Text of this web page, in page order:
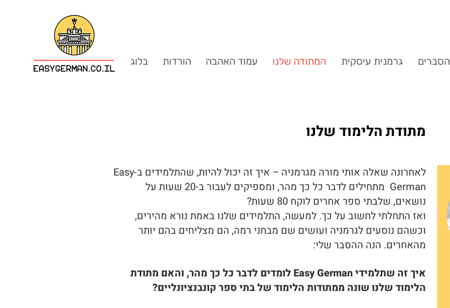
הסברים גרמנית עיסקית המתודה שלנו עמוד האהבה הורדות בלוג
מתודת הלימוד שלנו
לאחרונה שאלה אותי מורה מגרמניה – איך זה יכול להיות, שהתלמידים ב-Easy
German מתחילים לדבר כל כך מהר, ומספיקים לעבור ב-20 שעות על
נושאים, שלבתי ספר אחרים לוקח 80 שעות?
ואז התחלתי לחשוב על כך. למעשה, התלמידים שלנו באמת נורא מהירים,
וכשהם נוסעים לגרמניה ועושים שם מבחני רמה, הם מצליחים בהם יותר
מהאחרים. הנה ההסבר שלי:
איך זה שתלמידי Easy German לומדים לדבר כל כך מהר, והאם מתודת
הלימוד שלנו שונה ממתודות הלימוד של בתי ספר קונבנציונליים?